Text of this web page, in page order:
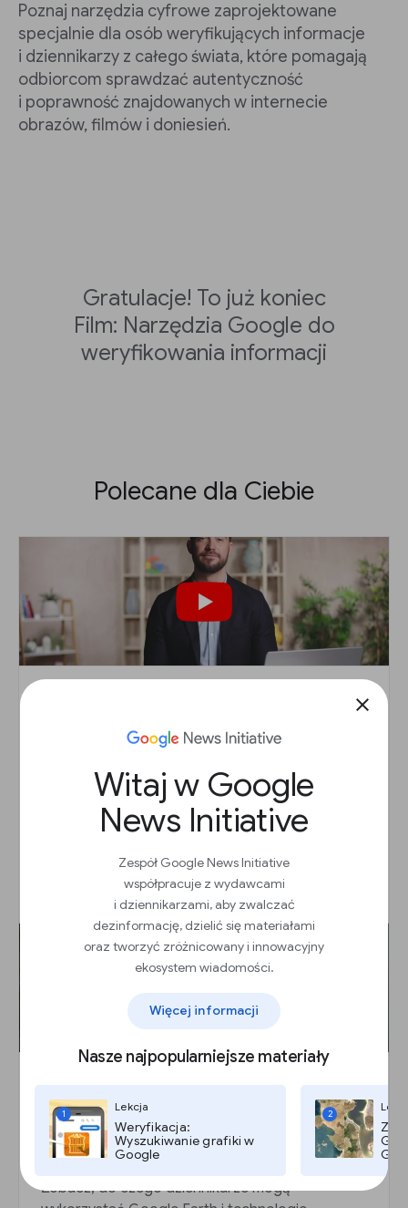
close
Witaj w Google
News Initiative
Zespół Google News Initiative
współpracuje z wydawcami
i dziennikarzami, aby zwalczać
dezinformację, dzielić się materiałami
oraz tworzyć zróżnicowany i innowacyjny
ekosystem wiadomości.
Więcej informacji
Nasze najpopularniejsze materiały
1
Lekcja
Weryfikacja:
Wyszukiwanie grafiki w
Google
2
Poznaj narzędzia cyfrowe zaprojektowane
specjalnie dla osób weryfikujących informacje
i dziennikarzy z całego świata, które pomagają
odbiorcom sprawdzać autentyczność
i poprawność znajdowanych w internecie
obrazów, filmów i doniesień.
Gratulacje! To już koniec
Film: Narzędzia Google do
weryfikowania informacji
Polecane dla Ciebie
Zwiększanie przychodów z reklam
cyfrowych dzięki AdSense
Zacznij korzystać z AdSense, aby
zautomatyzować przychody z reklam
Film: Google Earth i technologie
mapowania dla reporterów
Lekcja
Zobacz, do czego dziennikarze mogą